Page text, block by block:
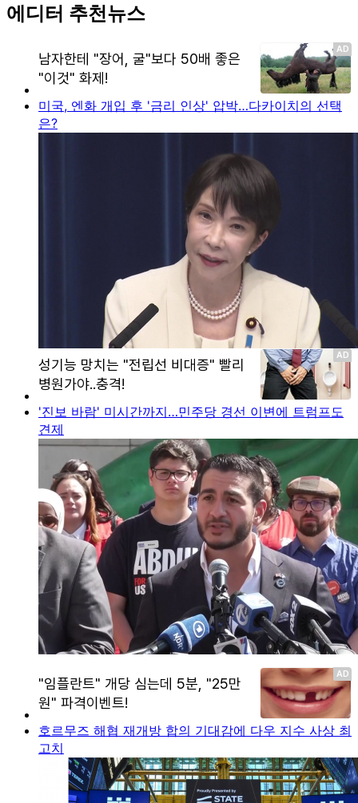
에디터 추천뉴스
미국, 엔화 개입 후 '금리 인상' 압박…다카이치의 선택
은?
'진보 바람' 미시간까지…민주당 경선 이변에 트럼프도
견제
호르무즈 해협 재개방 합의 기대감에 다우 지수 사상 최
고치